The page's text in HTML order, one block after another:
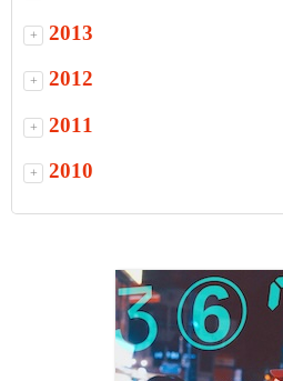
+ 2013
+ 2012
+ 2011
+ 2010